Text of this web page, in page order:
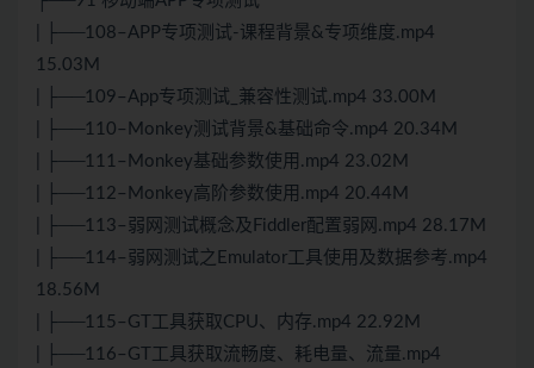
| ├──108–APP专项测试-课程背景&专项维度.mp4
15.03M
| ├──109–App专项测试_兼容性测试.mp4 33.00M
| ├──110–Monkey测试背景&基础命令.mp4 20.34M
| ├──111–Monkey基础参数使用.mp4 23.02M
| ├──112–Monkey高阶参数使用.mp4 20.44M
| ├──113–弱网测试概念及Fiddler配置弱网.mp4 28.17M
| ├──114–弱网测试之Emulator工具使用及数据参考.mp4
18.56M
| ├──115–GT工具获取CPU、内存.mp4 22.92M
| ├──116–GT工具获取流畅度、耗电量、流量.mp4